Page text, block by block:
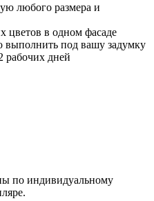
любого размера и
цветов в одном фасаде
выполнить под вашу задумку
рабочих дней
по индивидуальному